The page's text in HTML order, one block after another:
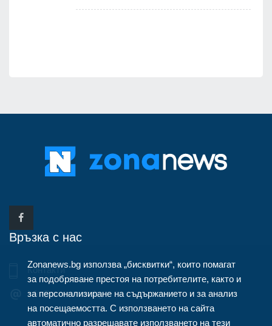
Връзка с нас
Контакти
info@zonanews.bg
Zonanews.bg използва „бисквитки“, които помагат
за подобряване престоя на потребителите, както и
за персонализиране на съдържанието и за анализ
на посещаемостта. С използването на сайта
автоматично разрешавате използването на тези